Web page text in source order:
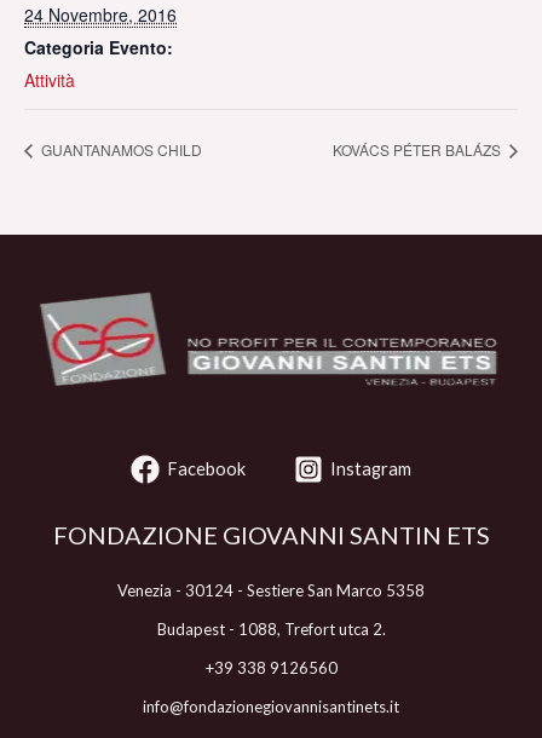
24 Novembre, 2016
Categoria Evento:
Attività
GUANTANAMOS CHILD KOVÁCS PÉTER BALÁZS
Facebook Instagram
FONDAZIONE GIOVANNI SANTIN ETS
Venezia - 30124 - Sestiere San Marco 5358
Budapest - 1088, Trefort utca 2.
+39 338 9126560
info@fondazionegiovannisantinets.it